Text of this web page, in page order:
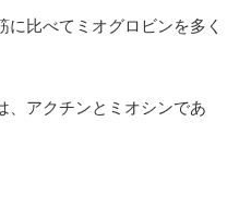
比べてミオグロビンを多く
、アクチンとミオシンであ